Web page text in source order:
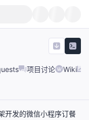
项目讨论 Wiki
开发的微信小程序订餐